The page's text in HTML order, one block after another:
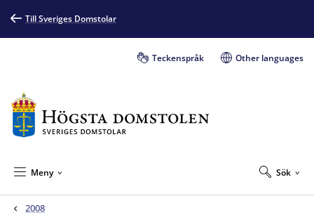
Till Sveriges Domstolar
Teckenspråk Other languages
Sök
Meny
2008